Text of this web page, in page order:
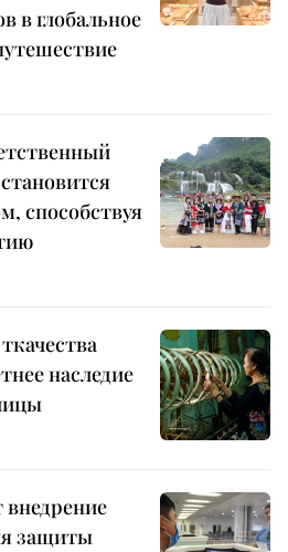
в глобальное
способствуя
наследие
защиты